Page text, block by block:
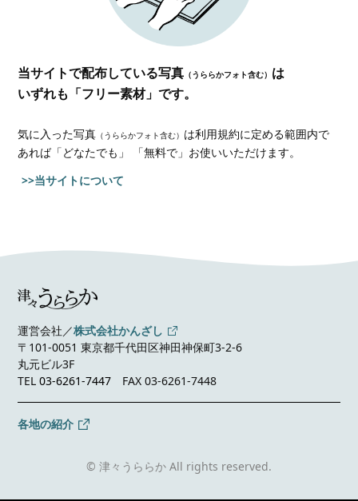
当サイトで配布している写真 （うららかフォト含む） は
いずれも「フリー素材」です。
気に入った写真 （うららかフォト含む） は利用規約に定める範囲内で
あれば「どなたでも」 「無料で」お使いいただけます。
>>当サイトについて
運営会社／株式会社かんざし
〒101-0051 東京都千代田区神田神保町3-2-6
丸元ビル3F
TEL03-6261-7447 FAX 03-6261-7448
各地の紹介
© 津々うららか All rights reserved.